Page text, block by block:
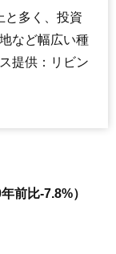
と多く、投資
など幅広い種
提供：リビン
前比-7.8%）